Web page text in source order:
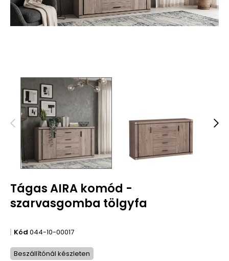
Tágas AIRA komód -
szarvasgomba tölgyfa
Kód 044-10-00017
Beszállítónál készleten